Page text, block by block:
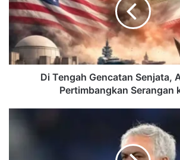
AS
Disebut
Pertimbangkan
Serangan
ke
Di Tengah Gencatan Senjata,
Pertimbangkan Serangan